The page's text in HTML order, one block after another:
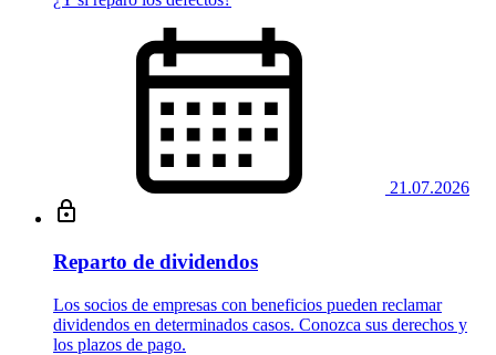
21.07.2026
Reparto de dividendos
Los socios de empresas con beneficios pueden reclamar
dividendos en determinados casos. Conozca sus derechos y
los plazos de pago.